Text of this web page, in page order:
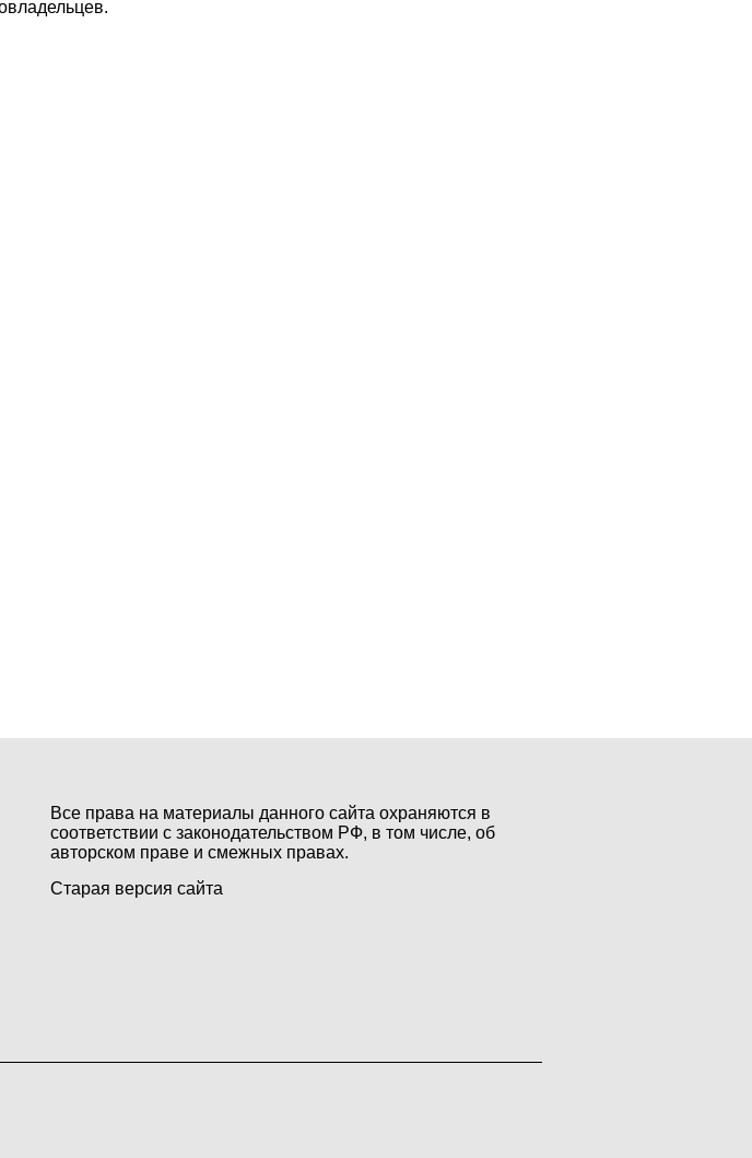
Все права на материалы данного сайта охраняются в
соответствии с законодательством РФ, в том числе, об
авторском праве и смежных правах.
Старая версия сайта